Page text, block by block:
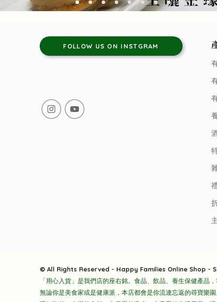
FOLLOW US ON INSTGRAM
© All Rights Reserved - Happy Families Online Shop -
「用心入貨」是我們店的座右銘。食品、飲品、養生保健產
無論你是美食家或是健康派，本店都會是你流連忘返的尋寶樂